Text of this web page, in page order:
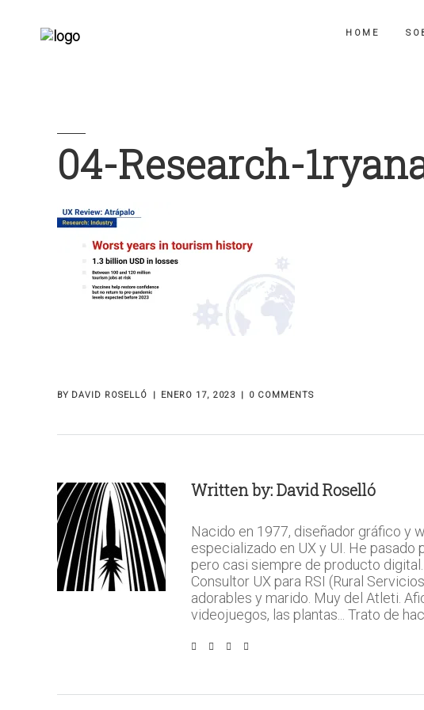
HOME
04-Research-
BY DAVID ROSELLÓ ENERO 17, 2023 0 COMMENTS
Written by:David Roselló
Nacido en 1977, diseñador gráfico y
especializado en UX y UI. He
pero casi siempre de producto
Consultor UX para RSI (Rural
adorables y marido. Muy del Atleti.
videojuegos, las plantas... Trato de